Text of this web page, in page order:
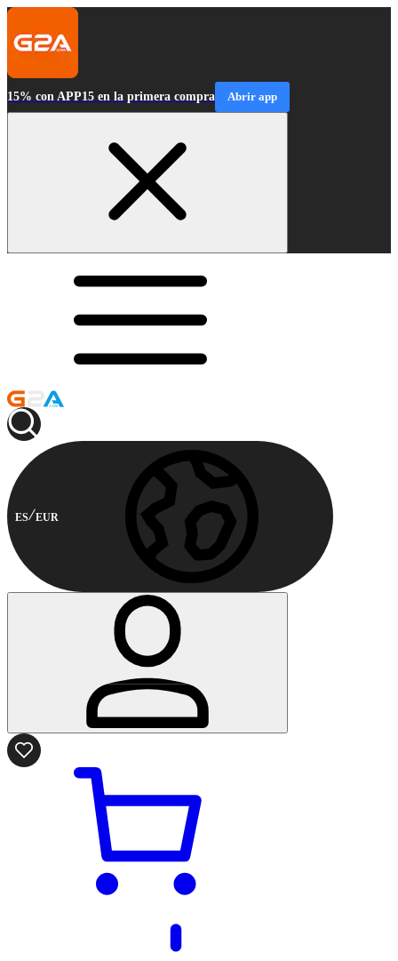
15% con APP15 en la primera compra Abrir app
ES EUR